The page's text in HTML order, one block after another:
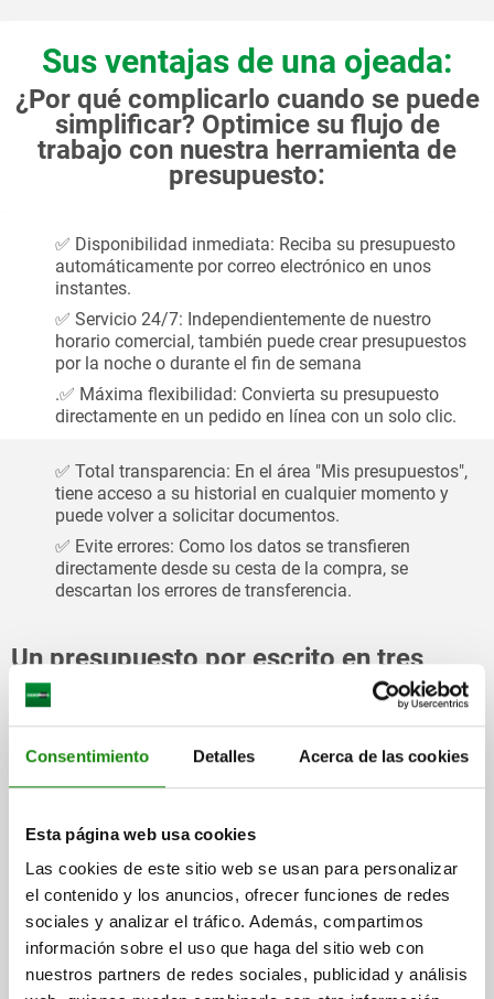
Consentimiento Detalles Acerca de las cookies
Esta página web usa cookies
Las cookies de este sitio web se usan para personalizar
el contenido y los anuncios, ofrecer funciones de redes
sociales y analizar el tráfico. Además, compartimos
información sobre el uso que haga del sitio web con
nuestros partners de redes sociales, publicidad y análisis
Sus ventajas de una ojeada:
¿Por qué complicarlo cuando se puede
simplificar? Optimice su flujo de
trabajo con nuestra herramienta de
presupuesto:
✅ Disponibilidad inmediata: Reciba su presupuesto
automáticamente por correo electrónico en unos
instantes.
✅ Servicio 24/7: Independientemente de nuestro
horario comercial, también puede crear presupuestos
por la noche o durante el fin de semana
.✅ Máxima flexibilidad: Convierta su presupuesto
directamente en un pedido en línea con un solo clic.
✅ Total transparencia: En el área "Mis presupuestos",
tiene acceso a su historial en cualquier momento y
puede volver a solicitar documentos.
✅ Evite errores: Como los datos se transfieren
directamente desde su cesta de la compra, se
descartan los errores de transferencia.
Un presupuesto por escrito en tres
pasos
artículos deseados en la cantidad requerida en la cesta de
Solicitar presupuesto:Solo tiene que hacer clic en el
botón"Solicitar presupuesto" de la cesta de la compra. Su
solicitud se tramitará inmediatamente.
Recibir el documento:Le enviaremos la cotización
definitiva directamente a la dirección de correo electrónico
almacenada en su cuenta online.